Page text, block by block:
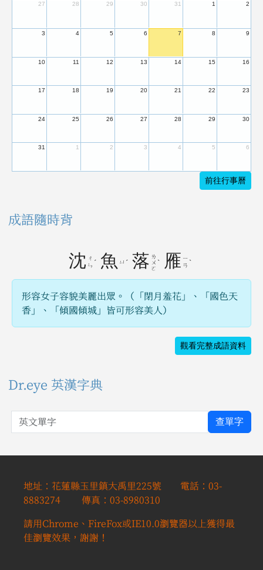
27 28 29 30 31 1 2
3 4 5 6 7 8 9
10 11 12 13 14 15 16
17 18 19 20 21 22 23
24 25 26 27 28 29 30
31 1 2 3 4 5 6
前往行事曆
成語隨時背
沈 ㄔ
ㄣ ˊ 魚 ㄩ ˊ 落 ㄌ
ㄨ
ㄛ
ˋ 雁 ㄧ
ㄢ ˋ
形容女子容貌美麗出眾。（「閉月羞花」、「國色天
香」、「傾國傾城」皆可形容美人）
觀看完整成語資料
Dr.eye 英漢字典
英文單字 查單字
地址：花蓮縣玉里鎮大禹里225號 電話：03-
8883274 傳真：03-8980310
請用Chrome、FireFox或IE10.0瀏覽器以上獲得最
佳瀏覽效果，謝謝！